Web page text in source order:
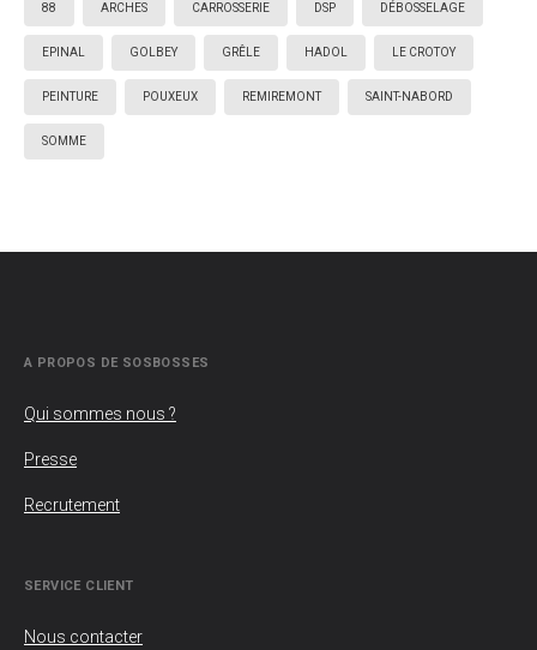
88 ARCHES CARROSSERIE DSP DÉBOSSELAGE
EPINAL GOLBEY GRÊLE HADOL LE CROTOY
PEINTURE POUXEUX REMIREMONT SAINT-NABORD
SOMME
A PROPOS DE SOSBOSSES
Qui sommes nous ?
Presse
Recrutement
SERVICE CLIENT
Nous contacter